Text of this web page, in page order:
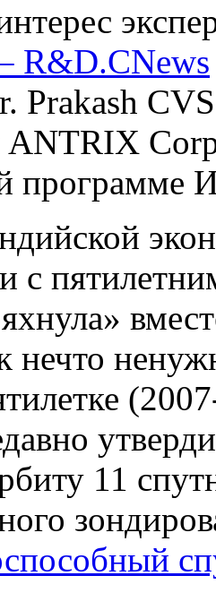
R&D.CNews
Prakash
программе
с
нечто
11